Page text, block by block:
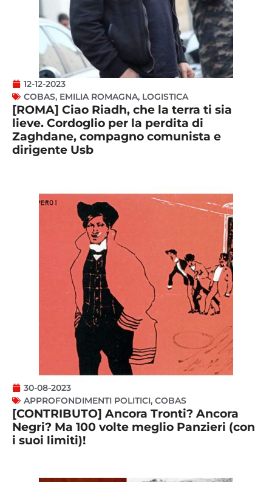
12-12-2023
COBAS, EMILIA ROMAGNA, LOGISTICA
[ROMA] Ciao Riadh, che la terra ti sia
lieve. Cordoglio per la perdita di
Zaghdane, compagno comunista e
dirigente Usb
30-08-2023
APPROFONDIMENTI POLITICI, COBAS
[CONTRIBUTO] Ancora Tronti? Ancora
Negri? Ma 100 volte meglio Panzieri (con
i suoi limiti)!